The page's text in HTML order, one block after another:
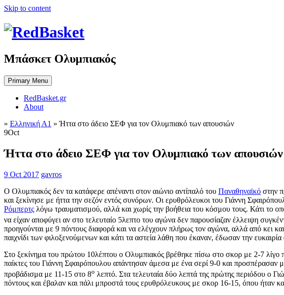
Skip to content
Μπάσκετ Ολυμπιακός
Primary Menu
RedBasket.gr
About
» Ελληνική Α1 »Ήττα στο άδειο ΣΕΦ για τον Ολυμπιακό των απουσιών
9Oct
Ήττα στο άδειο ΣΕΦ για τον Ολυμπιακό των απουσιών
9 Oct 2017 gavros
Ο Ολυμπιακός δεν τα κατάφερε απέναντι στον αιώνιο αντίπαλό του Παναθηναϊκό στην
και ξεκίνησε με ήττα την σεζόν εντός συνόρων. Οι ερυθρόλευκοι του Γιάννη
Ρόμπερτς λόγω τραυματισμού, αλλά και χωρίς την βοήθεια του κόσμου τους. Κάτι το
να είχαν αποφύγει αν στο τελευταίο 5λεπτο του αγώνα δεν παρουσίαζαν έλλειψη
προηγούνται με 9 πόντους διαφορά και να ελέγχουν πλήρως τον αγώνα, αλλά από κει
παιχνίδι των φιλοξενούμενων και κάτι τα αστεία λάθη που έκαναν, έδωσαν την
Στο ξεκίνημα του πρώτου 10λέπτου ο Ολυμπιακός βρέθηκε πίσω στο σκορ με 2-7 λίγο
παίκτες του Γιάννη Σφαιρόπουλου απάντησαν άμεσα με ένα σερί 9-0 και
προβάδισμα με 11-15 στο 8ο λεπτό. Στα τελευταία δύο λεπτά της πρώτης περιόδου ο
πόντους και έβαλαν και πάλι μπροστά τους ερυθρόλευκους με σκορ 16-15, όπου ήταν